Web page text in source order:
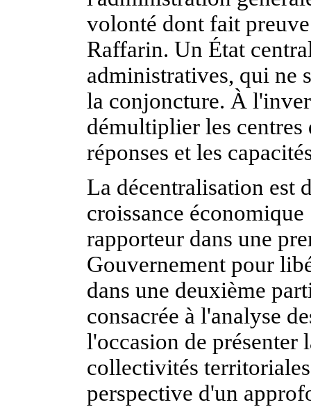
volonté dont fait
Raffarin. Un État
administratives, qui ne
la conjoncture. À
démultiplier les
réponses et les
La décentralisation est
croissance
rapporteur dans une
Gouvernement pour
dans une deuxième
consacrée à l'analyse
l'occasion de présenter
collectivités
perspective d'un